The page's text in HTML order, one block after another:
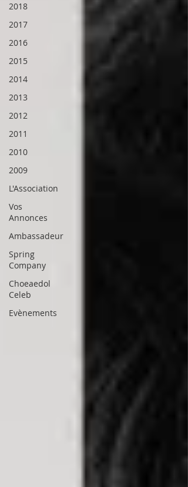
2018
2017
2016
2015
2014
2013
2012
2011
2010
2009
L'Association
Vos
Annonces
Ambassadeur
Spring
Company
Choeaedol
Celeb
Evènements